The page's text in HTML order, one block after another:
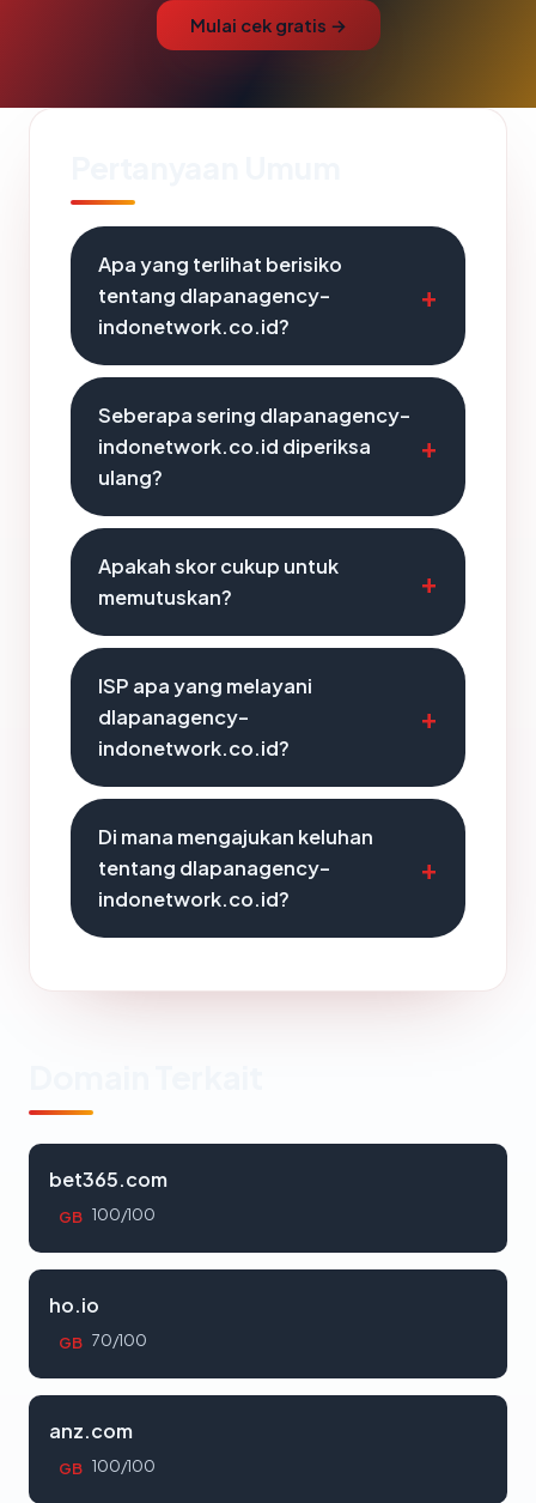
Mulai cek gratis →
Apa yang terlihat berisiko
tentang dlapanagency-
indonetwork.co.id?
Seberapa sering dlapanagency-
indonetwork.co.id diperiksa
ulang?
Apakah skor cukup untuk
memutuskan?
ISP apa yang melayani
dlapanagency-
indonetwork.co.id?
Di mana mengajukan keluhan
tentang dlapanagency-
indonetwork.co.id?
bet365.com
GB 100/100
ho.io
GB 70/100
anz.com
GB 100/100